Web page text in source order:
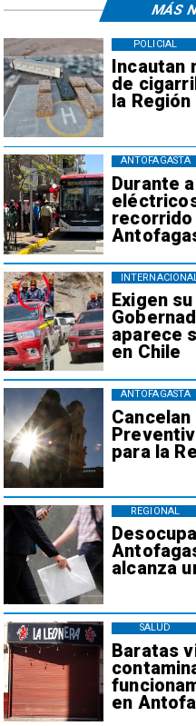
Incautan
de
la
POLICIAL
Durante
recorrido
ANTOFAGASTA
Exigen
aparece
en Chile
para la
ANTOFAGASTA
alcanza
REGIONAL
Baratas
en
SALUD
MÁS